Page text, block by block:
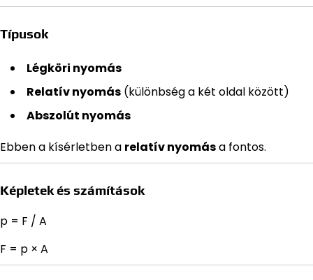
Típusok
Légköri nyomás
Relatív nyomás (különbség a két oldal között)
Abszolút nyomás
Ebben a kísérletben a relatív nyomása fontos.
Képletek és számítások
p = F / A
F = p × A